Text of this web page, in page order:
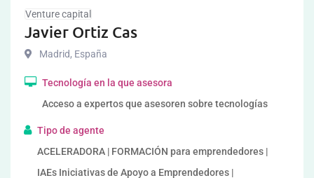
Venture capital
Javier Ortiz Cas
Madrid, España
Tecnología en la que asesora
Acceso a expertos que asesoren sobre tecnologías
Tipo de agente
ACELERADORA | FORMACIÓN para emprendedores |
IAEs Iniciativas de Apoyo a Emprendedores |